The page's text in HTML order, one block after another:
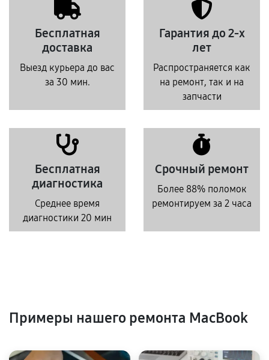
Бесплатная
доставка
Выезд курьера до вас
за 30 мин.
Гарантия до 2-х
лет
Распространяется как
на ремонт, так и на
запчасти
Бесплатная
диагностика
Среднее время
диагностики 20 мин
Срочный ремонт
Более 88% поломок
ремонтируем за 2 часа
Примеры нашего ремонта MacBook